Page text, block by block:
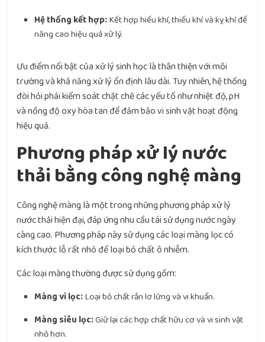
Hệ thống kết hợp:Kết hợp hiếu khí, thiếu khí và kỵ khí để
nâng cao hiệu quả xử lý.
Ưu điểm nổi bật của xử lý sinh học là thân thiện với môi
trường và khả năng xử lý ổn định lâu dài. Tuy nhiên, hệ thống
đòi hỏi phải kiểm soát chặt chẽ các yếu tố như nhiệt độ, pH
và nồng độ oxy hòa tan để đảm bảo vi sinh vật hoạt động
hiệu quả.
Phương pháp xử lý nước
thải bằng công nghệ màng
Công nghệ màng là một trong những phương pháp xử lý
nước thải hiện đại, đáp ứng nhu cầu tái sử dụng nước ngày
càng cao. Phương pháp này sử dụng các loại màng lọc có
kích thước lỗ rất nhỏ để loại bỏ chất ô nhiễm.
Các loại màng thường được sử dụng gồm:
Màng vi lọc:Loại bỏ chất rắn lơ lửng và vi khuẩn.
Màng siêu lọc:Giữ lại các hợp chất hữu cơ và vi sinh vật
nhỏ hơn.